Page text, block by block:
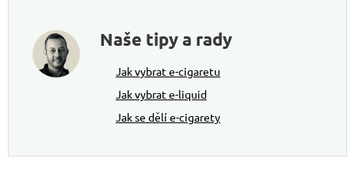
Naše tipy a rady
Jak vybrat e-cigaretu
Jak vybrat e-liquid
Jak se dělí e-cigarety